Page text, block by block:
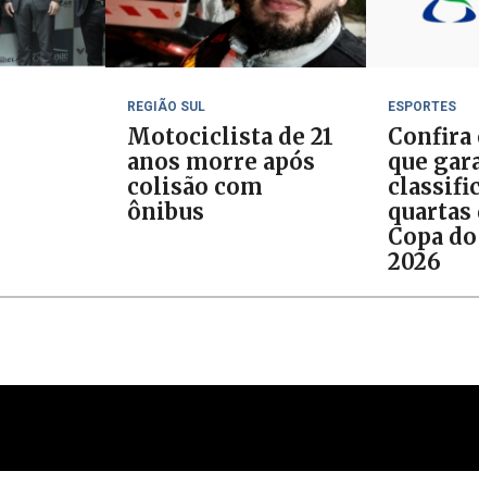
REGIÃO SUL
Motociclista de 21
anos morre após
colisão com
ônibus
ESPORTES
Confira
que
quartas
Copa
2026